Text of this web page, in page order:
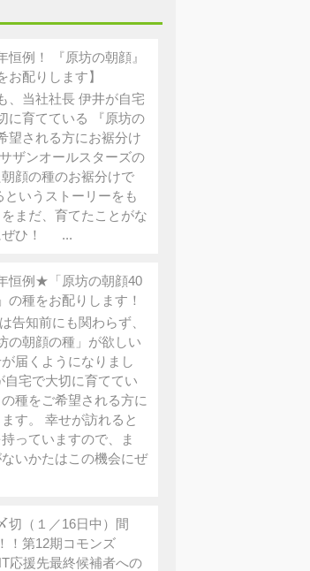
恒例！ 『原坊の朝顔』
お配りします】
、当社社長 伊井が自宅
に育てている 『原坊の
望される方にお裾分け
ザンオールスターズの
顔の種のお裾分けで
いうストーリーをも
まだ、育てたことがな
ぜひ！ ...
恒例★「原坊の朝顔40
の種をお配りします！
告知前にも関わらず、
の朝顔の種」が欲しい
届くようになりまし
自宅で大切に育ててい
種をご希望される方に
す。 幸せが訪れると
っていますので、ま
いかたはこの機会にぜ
切（１／16日中）間
！第12期コモンズ
応援先最終候補者への